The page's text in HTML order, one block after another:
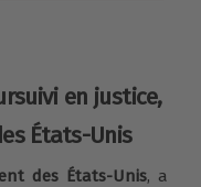
en justice,
États-Unis
des États-Unis, a